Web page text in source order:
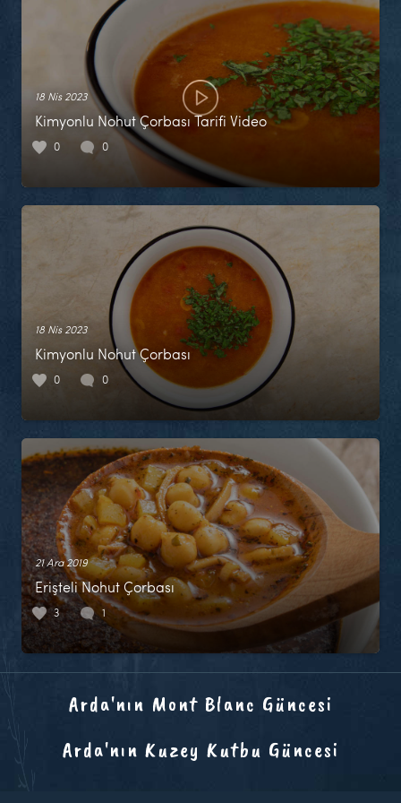
18 Nis 2023
Kimyonlu Nohut Çorbası Tarifi Video
0 0
18 Nis 2023
Kimyonlu Nohut Çorbası
0 0
21 Ara 2019
Erişteli Nohut Çorbası
3 1
Arda'nın Mont Blanc Güncesi
Arda'nın Kuzey Kutbu Güncesi